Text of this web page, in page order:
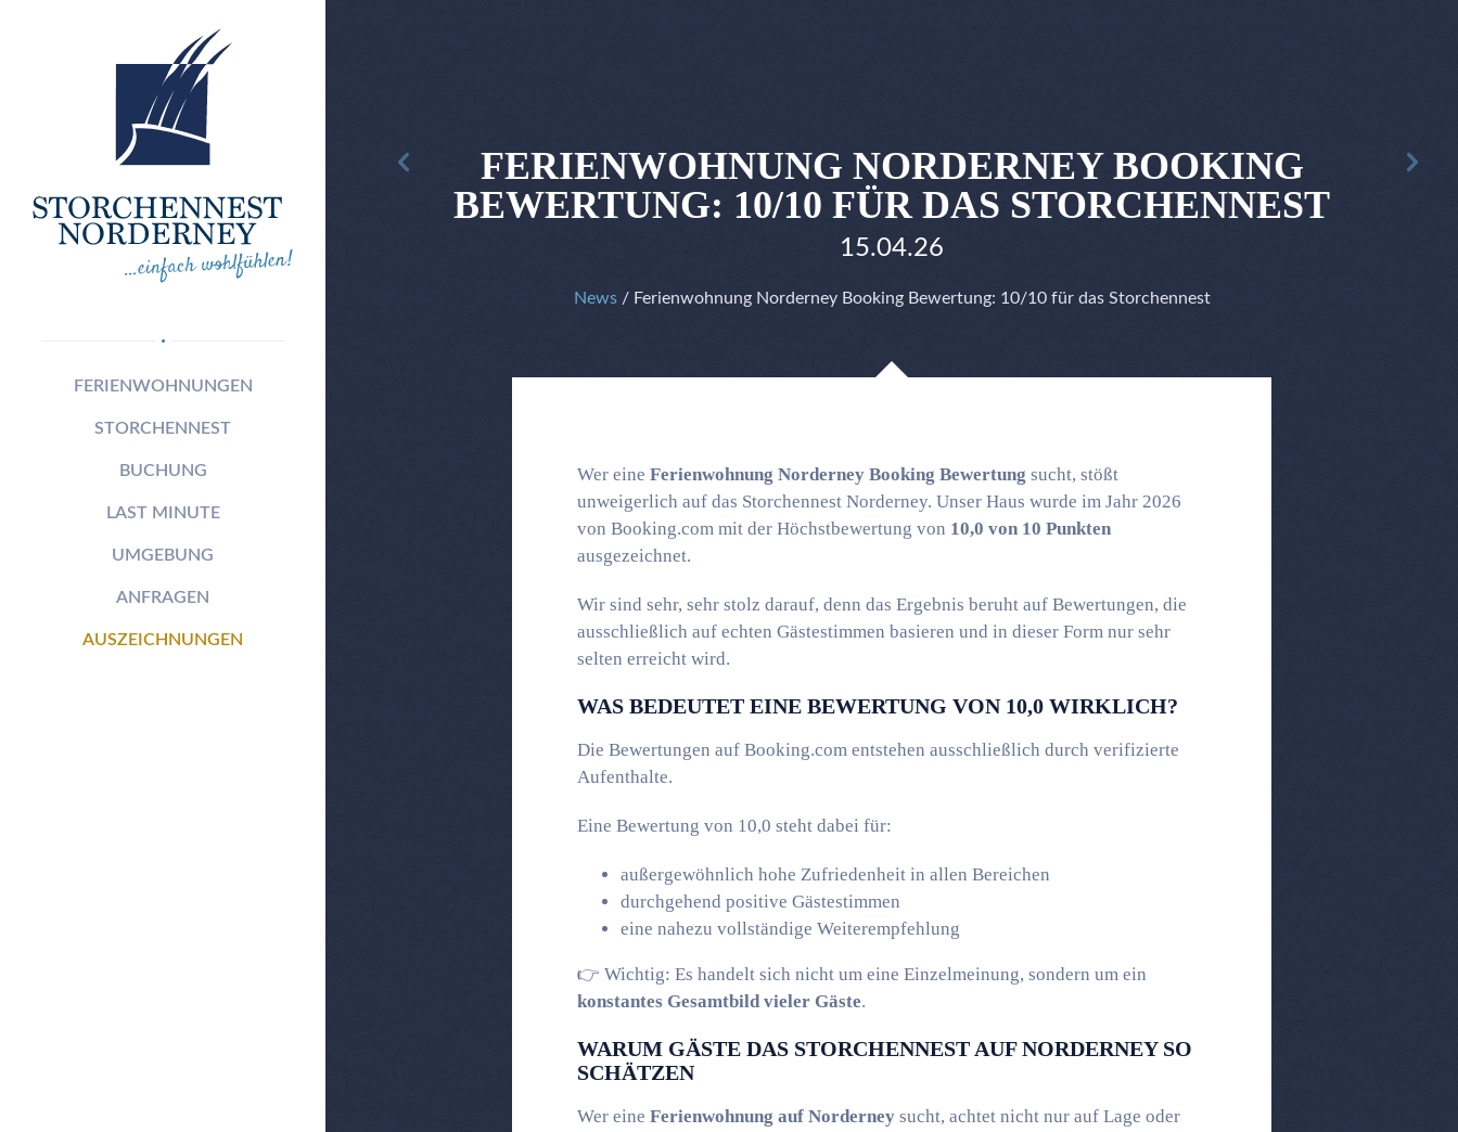
FERIENWOHNUNGEN
STORCHENNEST
BUCHUNG
LAST MINUTE
UMGEBUNG
ANFRAGEN
AUSZEICHNUNGEN
FERIENWOHNUNG NORDERNEY BOOKING
BEWERTUNG: 10/10 FÜR DAS STORCHENNEST
15.04.26
News/ Ferienwohnung Norderney Booking Bewertung: 10/10 für das Storchennest
Wer eine Ferienwohnung Norderney Booking Bewertung sucht, stößt
unweigerlich auf das Storchennest Norderney. Unser Haus wurde im Jahr 2026
von Booking.com mit der Höchstbewertung von 10,0 von 10 Punkten
ausgezeichnet.
Wir sind sehr, sehr stolz darauf, denn das Ergebnis beruht auf Bewertungen, die
ausschließlich auf echten Gästestimmen basieren und in dieser Form nur sehr
selten erreicht wird.
WAS BEDEUTET EINE BEWERTUNG VON 10,0 WIRKLICH?
Die Bewertungen auf Booking.com entstehen ausschließlich durch verifizierte
Aufenthalte.
Eine Bewertung von 10,0 steht dabei für:
außergewöhnlich hohe Zufriedenheit in allen Bereichen
durchgehend positive Gästestimmen
eine nahezu vollständige Weiterempfehlung
👉 Wichtig: Es handelt sich nicht um eine Einzelmeinung, sondern um ein
konstantes Gesamtbild vieler Gäste.
WARUM GÄSTE DAS STORCHENNEST AUF NORDERNEY SO
SCHÄTZEN
Wer eine Ferienwohnung auf Norderney sucht, achtet nicht nur auf Lage oder